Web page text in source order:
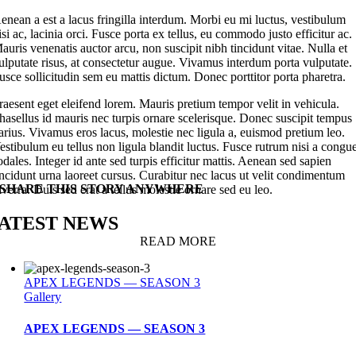
a est a lacus fringilla interdum. Morbi eu mi luctus, vestibulum
ac, lacinia orci. Fusce porta ex tellus, eu commodo justo efficitur ac.
venenatis auctor arcu, non suscipit nibh tincidunt vitae. Nulla et
risus, at consectetur augue. Vivamus interdum porta vulputate.
sollicitudin sem eu mattis dictum. Donec porttitor porta pharetra.
eget eleifend lorem. Mauris pretium tempor velit in vehicula.
id mauris nec turpis ornare scelerisque. Donec suscipit tempus
Vivamus eros lacus, molestie nec ligula a, euismod pretium leo.
eu tellus non ligula blandit luctus. Fusce rutrum nisi a
Integer id ante sed turpis efficitur mattis. Aenean sed sapien
urna laoreet cursus. Curabitur nec lacus ut velit condimentum
Duis sed erat a tellus molestie ornare sed eu leo.
SHARE THIS STORY ANYWHERE
NEWS
READ MORE
APEX LEGENDS — SEASON 3
Gallery
APEX LEGENDS — SEASON 3